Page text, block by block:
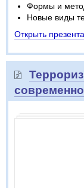
Формы и
Новые виды
Открыть